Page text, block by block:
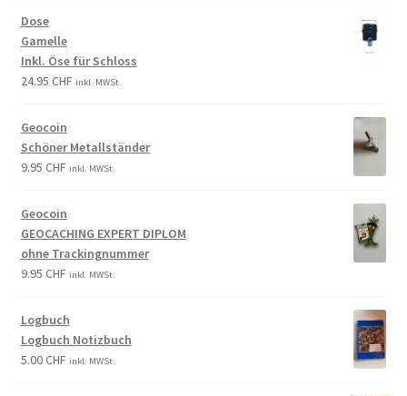
Dose
Gamelle
Inkl. Öse für Schloss
24.95 CHF inkl. MWSt.
Geocoin
Schöner Metallständer
9.95 CHF inkl. MWSt.
Geocoin
GEOCACHING EXPERT DIPLOM
ohne Trackingnummer
9.95 CHF inkl. MWSt.
Logbuch
Logbuch Notizbuch
5.00CHF inkl. MWSt.